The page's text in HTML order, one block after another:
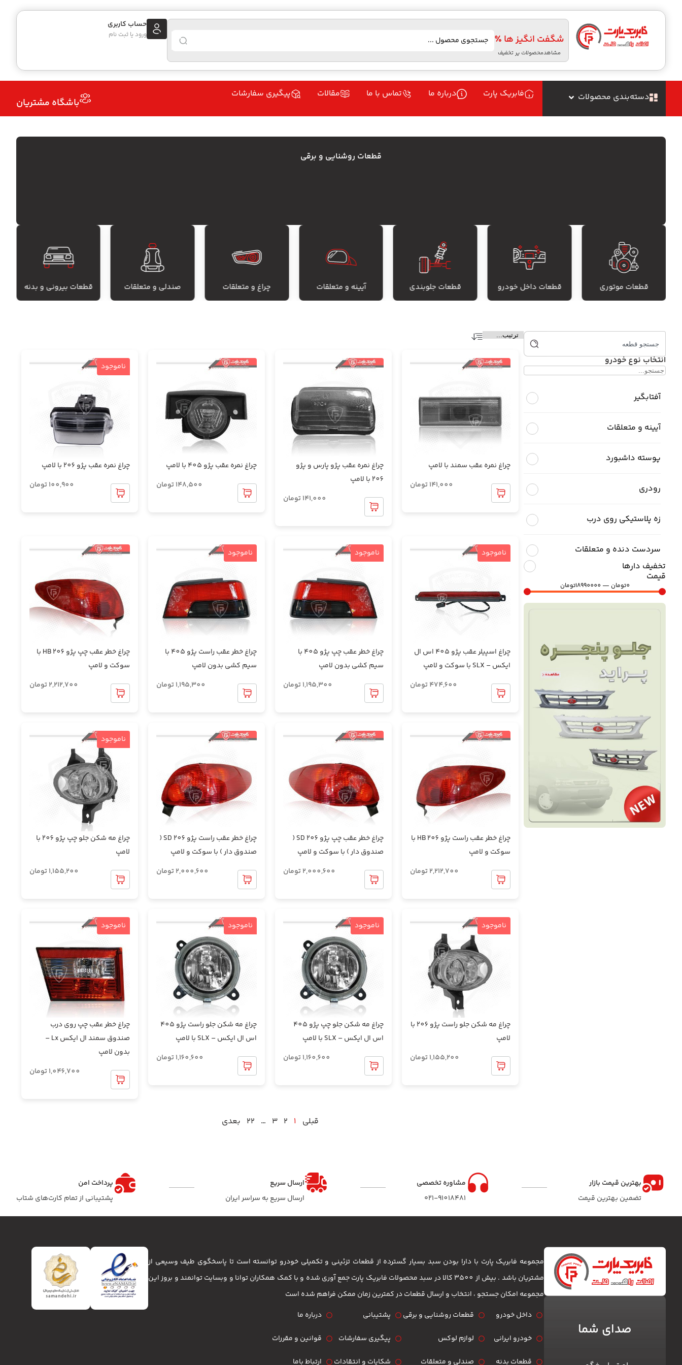
شگفت انگیز ها ٪
مشاهدمحصولات پر تخفیف
حساب کاربری
ورود یا ثبت نام
دسته‌بندی محصولات فابریک پارت درباره ما تماس با ما مقالات پیگیری سفارشات
باشگاه مشتریان
قطعات روشنایی و برقی
قطعات موتوری قطعات داخل خودرو قطعات جلوبندی آیینه و متعلقات چراغ و متعلقات صندلی و متعلقات قطعات بیرونی و بدنه
انتخاب نوع خودرو
آفتابگیر
آیینه و متعلقات
پوسته داشبورد
رودری
زه پلاستیکی روی درب
سردست دنده و متعلقات
طاقچه عقب و متعلفات
فوم صندلی
قاب ایربگ داشبورد و فرمان
قاب ستون و رکاب
قطعات برقی و روشنایی خودرو
قطعات پلاستیکی داخل موتور
قطعات پلاستیکی روی بدنه
قطعات جلوبندی
تخفیف دارها
قیمت
0تومان —
18990000تومان
چراغ نمره عقب سمند با لامپ
141,000تومان
چراغ نمره عقب پژو پارس و پژو
206 با لامپ
141,000تومان
چراغ نمره عقب پژو 405 با لامپ
148,500تومان
ناموجود
چراغ نمره عقب پژو 206 با لامپ
100,900تومان
ناموجود
چراغ اسپیلر عقب پژو 405 اس ال
ایکس – SLX با سوکت و لامپ
474,600تومان
ناموجود
چراغ خطر عقب چپ پژو 405 با
سیم کشی بدون لامپ
1,195,300تومان
ناموجود
چراغ خطر عقب راست پژو 405 با
سیم کشی بدون لامپ
1,195,300تومان
چراغ خطر عقب چپ پژو 206 HB با
سوکت و لامپ
2,212,700تومان
چراغ خطر عقب راست پژو 206 HB با
سوکت و لامپ
2,212,700تومان
چراغ خطر عقب چپ پژو 206 SD (
صندوق دار ) با سوکت و لامپ
2,000,600تومان
چراغ خطر عقب راست پژو 206 SD (
صندوق دار ) با سوکت و لامپ
2,000,600تومان
ناموجود
چراغ مه شکن جلو چپ پژو 206 با
لامپ
1,155,200تومان
ناموجود
چراغ مه شکن جلو راست پژو 206 با
لامپ
1,155,200تومان
ناموجود
چراغ مه شکن جلو چپ پژو 405
اس ال ایکس – SLX با لامپ
1,160,600تومان
ناموجود
چراغ مه شکن جلو راست پژو 405
اس ال ایکس – SLX با لامپ
1,160,600تومان
ناموجود
چراغ خطر عقب چپ روی درب
صندوق سمند ال ایکس Lx –
بدون لامپ
1,046,700تومان
قبلی 1
2
3
…
22 بعدی
بهترین قیمت بازار
تضمین بهترین قیمت
مشاوره تخصصی
۰۲۱-91018481
ارسال سریع
ارسال سریع به سراسر ایران
پرداخت امن
پشتیبانی از تمام کارت‌های شتاب
صدای شما
مجموعه فابریک پارت با دارا بودن سبد بسیار گسترده از قطعات تزئینی و تکمیلی خودرو توانسته است تا پاسخگوی طیف وسیعی از
مشتریان باشد . بیش از 3500 کالا در سبد محصولات فابریک پارت جمع آوری شده و با کمک همکاران توانا و وبسایت توانمند و بروز این
مجموعه امکان جستجو ، انتخاب و ارسال قطعات در کمترین زمان ممکن فراهم شده است
داخل خودرو
خودرو ایرانی
قطعات بدنه
قطعات روشنایی و برقی
لوازم لوکس
صندلی و متعلقات
پشتیبانی
پیگیری سفارشات
شکایات و انتقادات
درباره ما
قوانین و مقررات
ارتباط باما